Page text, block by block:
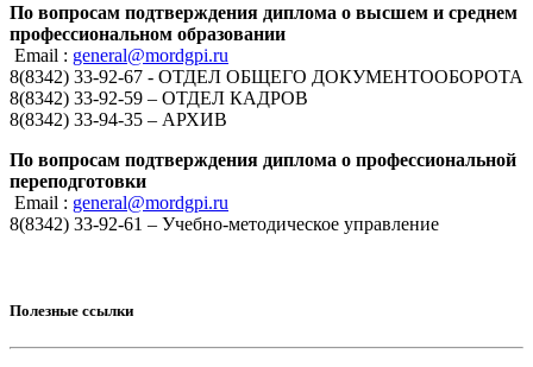
По вопросам подтверждения диплома о высшем и среднем
профессиональном образовании
Email : general@mordgpi.ru
8(8342) 33-92-67 - ОТДЕЛ ОБЩЕГО ДОКУМЕНТООБОРОТА
8(8342) 33-92-59 – ОТДЕЛ КАДРОВ
8(8342) 33-94-35 – АРХИВ
По вопросам подтверждения диплома о профессиональной
переподготовки
Email : general@mordgpi.ru
8(8342) 33-92-61 – Учебно-методическое управление
Полезные ссылки